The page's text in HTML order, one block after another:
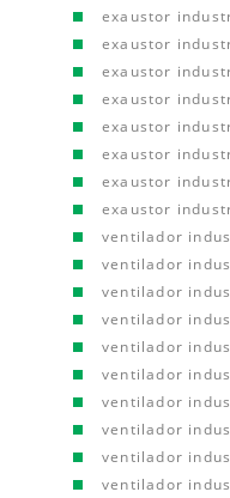
exaustor
exaustor
exaustor
exaustor
exaustor
exaustor
exaustor
exaustor
ventilador
ventilador
ventilador
ventilador
ventilador
ventilador
ventilador
ventilador
ventilador
ventilador